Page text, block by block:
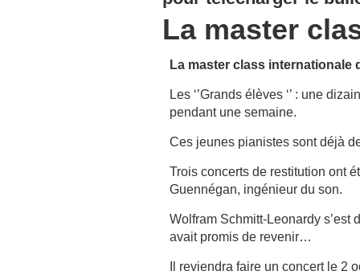
La master
La master class internationale
Les ‘’Grands élèves ‘’ : une
pendant une semaine.
Ces jeunes pianistes sont déjà
Trois concerts de restitution ont
Guennégan, ingénieur du son.
Wolfram Schmitt-Leonardy
avait promis de revenir…
Il reviendra faire un concert le 2